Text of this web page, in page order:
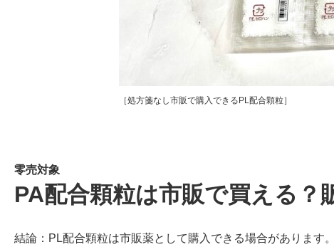
［処方箋なし市販で購入できるPL配合顆粒］
零売対象
PA配合顆粒は市販で買える？
結論：PL配合顆粒は市販薬として購入できる場合があります。